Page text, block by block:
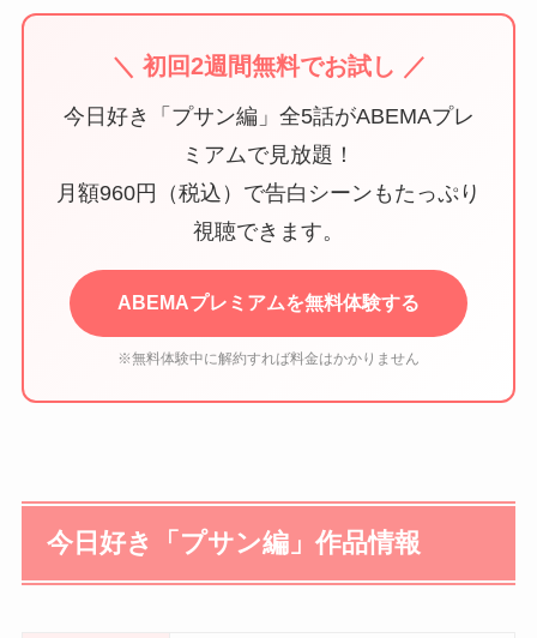
＼ 初回2週間無料でお試し ／
今日好き「プサン編」全5話がABEMAプレ
ミアムで見放題！
月額960円（税込）で告白シーンもたっぷり
視聴できます。
ABEMAプレミアムを無料体験する
※無料体験中に解約すれば料金はかかりません
今日好き「プサン編」作品情報